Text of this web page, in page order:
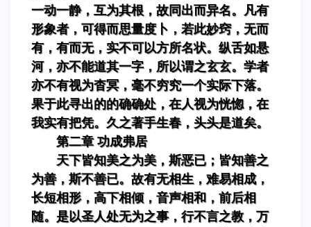
一动一静，互为其根，故同出而异名。凡有
形象者，可得而思量度卜，若此妙窍，无而
有，有而无，实不可以方所名状。纵舌如悬
河，亦不能道其一字，所以谓之玄玄。学者
亦不有视为杳冥，毫不穷究一个实际下落。
果于此寻出的的确确处，在人视为恍惚，在
我实有把凭。久之著手生春，头头是道矣。
第二章 功成弗居
天下皆知美之为美，斯恶已；皆知善之
为善，斯不善已。故有无相生，难易相成，
长短相形，高下相倾，音声相和，前后相
随。是以圣人处无为之事，行不言之教，万